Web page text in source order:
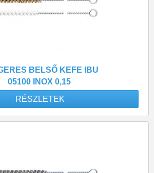
BELSŐ KEFE IBU
05100 INOX 0,15
RÉSZLETEK